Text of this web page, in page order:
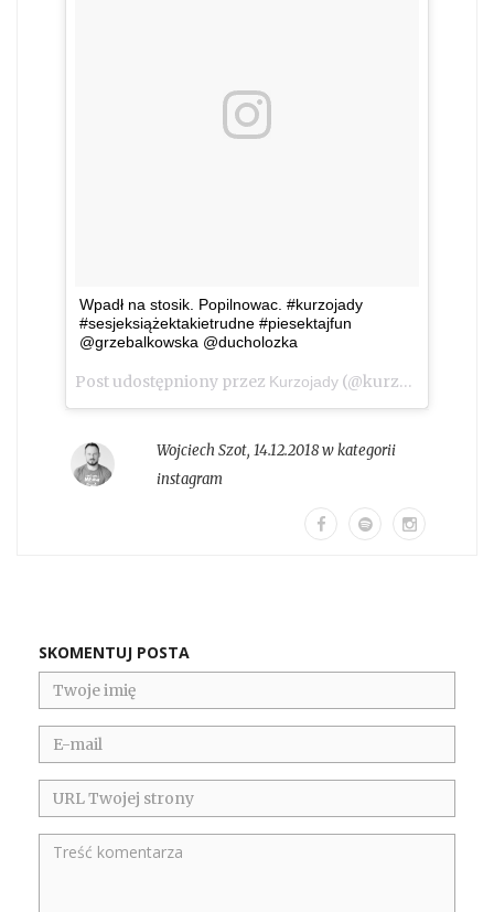
Wpadł na stosik. Popilnowac. #kurzojady
#sesjeksiążektakietrudne #piesektajfun
@grzebalkowska @ducholozka
Post udostępniony przez Kurzojady (@kurzojady_insta)
Wojciech Szot, 14.12.2018 w kategorii
instagram
SKOMENTUJ POSTA